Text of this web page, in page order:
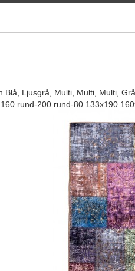
Blå, Ljusgrå, Multi, Multi, Multi,
rund-200 rund-80 133x190